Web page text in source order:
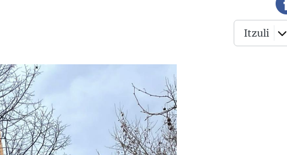
Itzuli